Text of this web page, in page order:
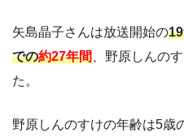
矢島晶子さんは放送開始の
での約27年間 、野原しんの
た。
野原しんのすけの年齢は5歳